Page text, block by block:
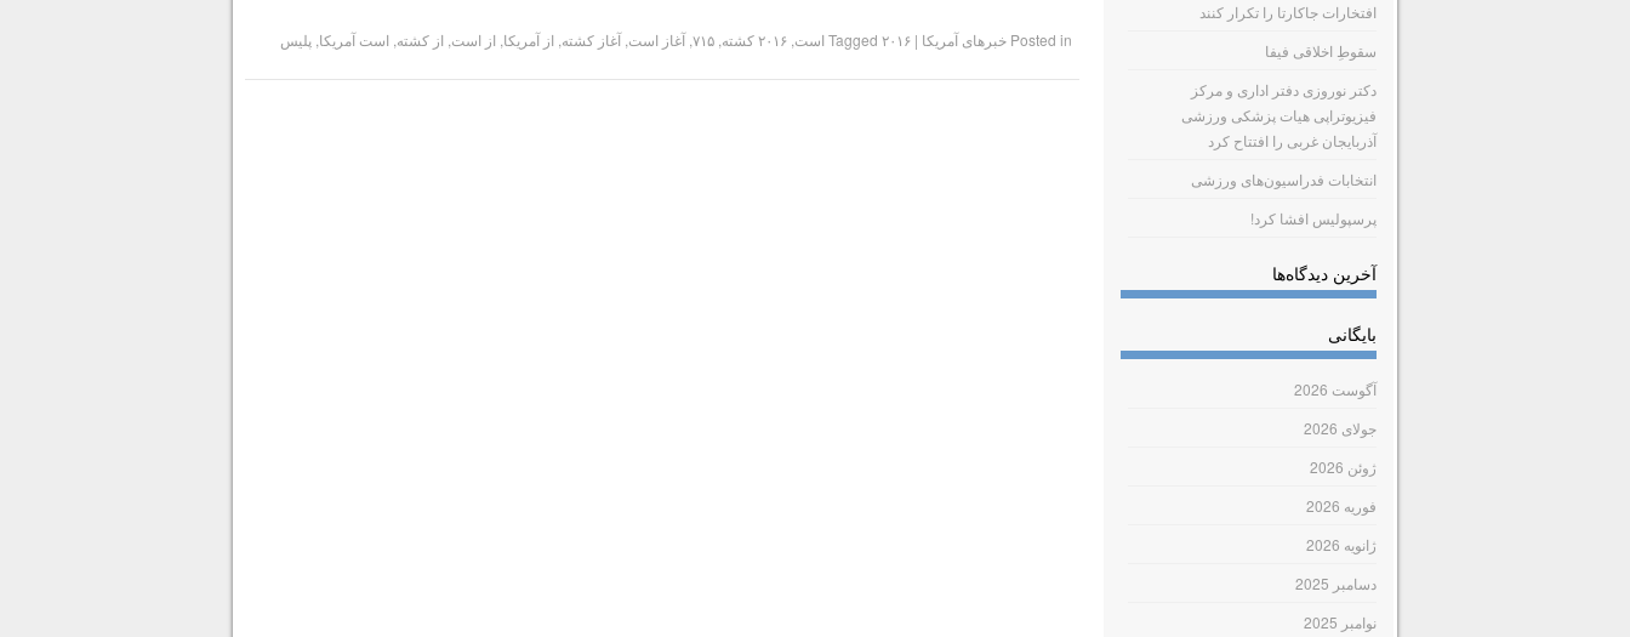
Posted in خبرهای آمریکا |
Tagged ۲۰۱۶ است ,۲۰۱۶ کشته ,۷۱۵ ,آغاز است ,آغاز کشته از آمریکا از است از کشته است آمریکا ,پلیس
افتخارات جاکارتا را تکرار کنند
سقوطِ اخلاقی فیفا
دکتر نوروزی دفتر اداری و مرکز
فیزیوتراپی هیات پزشکی ورزشی
آذربایجان غربی را افتتاح کرد
انتخابات فدراسیون‌های ورزشی
پرسپولیس افشا کرد!
آخرین دیدگاه‌ها
بایگانی
آگوست 2026
جولای 2026
ژوئن 2026
فوریه 2026
ژانویه 2026
دسامبر 2025
نوامبر 2025